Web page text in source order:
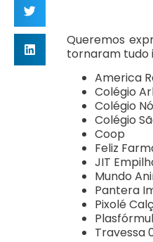
Queremos
tornaram tudo
America
Colégio
Colégio
Colégio
Coop
Feliz
JIT
Mundo
Pantera
Pixolé
Travessa